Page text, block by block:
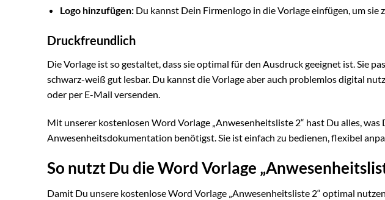
Logo hinzufügen:Du kannst Dein Firmenlogo in die Vorlage einfügen, um sie
Druckfreundlich
Die Vorlage ist so gestaltet, dass sie optimal für den Ausdruck geeignet ist. Sie
schwarz-weiß gut lesbar. Du kannst die Vorlage aber auch problemlos digital
oder per E-Mail versenden.
Mit unserer kostenlosen Word Vorlage „Anwesenheitsliste 2“ hast Du alles, was
Anwesenheitsdokumentation benötigst. Sie ist einfach zu bedienen, flexibel
So nutzt Du die Word Vorlage
Damit Du unsere kostenlose Word Vorlage „Anwesenheitsliste 2“ optimal